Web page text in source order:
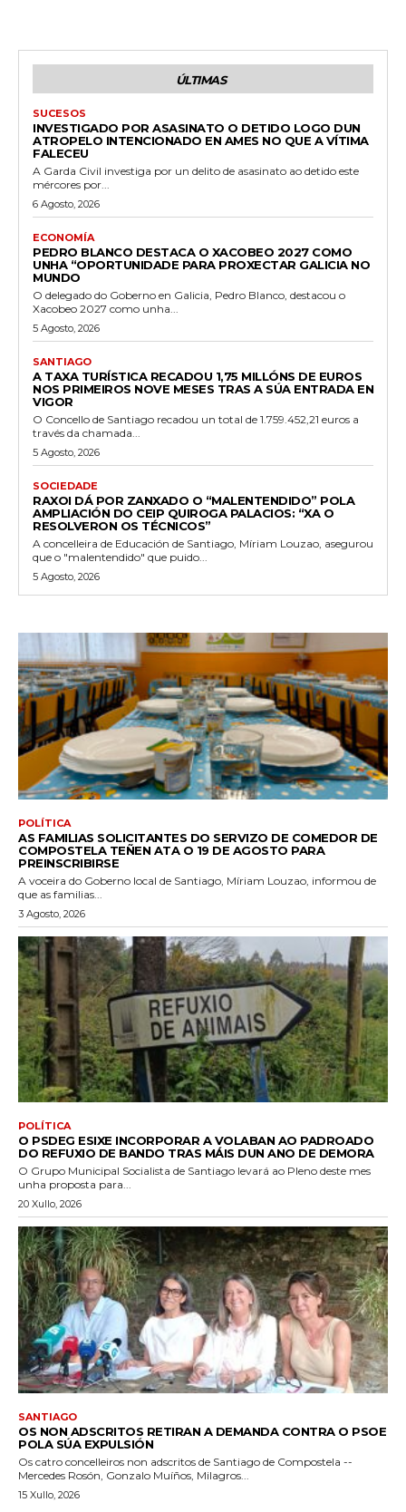
ÚLTIMAS
SUCESOS
INVESTIGADO POR ASASINATO O DETIDO LOGO DUN
ATROPELO INTENCIONADO EN AMES NO QUE A VÍTIMA
FALECEU
A Garda Civil investiga por un delito de asasinato ao detido este
mércores por...
6 Agosto, 2026
ECONOMÍA
PEDRO BLANCO DESTACA O XACOBEO 2027 COMO
UNHA “OPORTUNIDADE PARA PROXECTAR GALICIA NO
MUNDO
O delegado do Goberno en Galicia, Pedro Blanco, destacou o
Xacobeo 2027 como unha...
5 Agosto, 2026
SANTIAGO
A TAXA TURÍSTICA RECADOU 1,75 MILLÓNS DE EUROS
NOS PRIMEIROS NOVE MESES TRAS A SÚA ENTRADA EN
VIGOR
O Concello de Santiago recadou un total de 1.759.452,21 euros a
través da chamada...
5 Agosto, 2026
SOCIEDADE
RAXOI DÁ POR ZANXADO O “MALENTENDIDO” POLA
AMPLIACIÓN DO CEIP QUIROGA PALACIOS: “XA O
RESOLVERON OS TÉCNICOS”
A concelleira de Educación de Santiago, Míriam Louzao, asegurou
que o "malentendido" que puido...
5 Agosto, 2026
POLÍTICA
AS FAMILIAS SOLICITANTES DO SERVIZO DE COMEDOR DE
COMPOSTELA TEÑEN ATA O 19 DE AGOSTO PARA
PREINSCRIBIRSE
A voceira do Goberno local de Santiago, Míriam Louzao, informou de
que as familias...
3 Agosto, 2026
POLÍTICA
O PSDEG ESIXE INCORPORAR A VOLABAN AO PADROADO
DO REFUXIO DE BANDO TRAS MÁIS DUN ANO DE DEMORA
O Grupo Municipal Socialista de Santiago levará ao Pleno deste mes
unha proposta para...
20 Xullo, 2026
SANTIAGO
OS NON ADSCRITOS RETIRAN A DEMANDA CONTRA O PSOE
POLA SÚA EXPULSIÓN
Os catro concelleiros non adscritos de Santiago de Compostela --
Mercedes Rosón, Gonzalo Muíños, Milagros...
15 Xullo, 2026